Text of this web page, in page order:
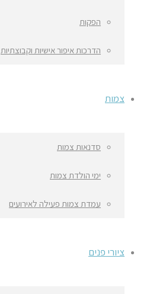
הפקות
הדרכות איפור אישיות וקבוצתיות
צמות
סדנאות צמות
ימי הולדת צמות
עמדת צמות פעילה לאירועים
ציורי פנים